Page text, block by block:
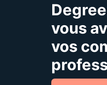
vous
vos